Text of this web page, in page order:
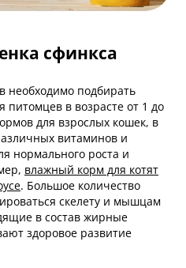
сфинкса
необходимо подбирать
в возрасте от 1 до
для взрослых кошек, в
витаминов и
нормального роста и
влажный корм для котят
. Большое количество
скелету и мышцам
в состав жирные
здоровое развитие